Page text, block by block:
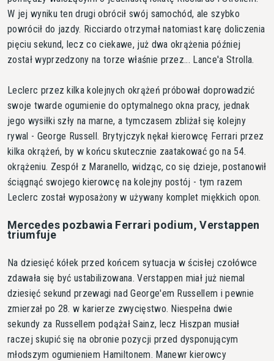
W jej wyniku ten drugi obrócił swój samochód, ale szybko
powrócił do jazdy. Ricciardo otrzymał natomiast karę doliczenia
pięciu sekund, lecz co ciekawe, już dwa okrążenia później
został wyprzedzony na torze właśnie przez... Lance'a Strolla.
Leclerc przez kilka kolejnych okrążeń próbował doprowadzić
swoje twarde ogumienie do optymalnego okna pracy, jednak
jego wysiłki szły na marne, a tymczasem zbliżał się kolejny
rywal - George Russell. Brytyjczyk nękał kierowcę Ferrari przez
kilka okrążeń, by w końcu skutecznie zaatakować go na 54.
okrążeniu. Zespół z Maranello, widząc, co się dzieje, postanowił
ściągnąć swojego kierowcę na kolejny postój - tym razem
Leclerc został wyposażony w używany komplet miękkich opon.
Mercedes pozbawia Ferrari podium, Verstappen
triumfuje
Na dziesięć kółek przed końcem sytuacja w ścisłej czołówce
zdawała się być ustabilizowana. Verstappen miał już niemal
dziesięć sekund przewagi nad George'em Russellem i pewnie
zmierzał po 28. w karierze zwycięstwo. Niespełna dwie
sekundy za Russellem podążał Sainz, lecz Hiszpan musiał
raczej skupić się na obronie pozycji przed dysponującym
młodszym ogumieniem Hamiltonem. Manewr kierowcy